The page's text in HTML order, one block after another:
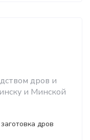
дров и
и Минской
дров